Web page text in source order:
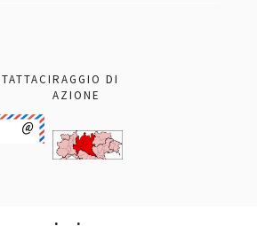
RAGGIO DI
AZIONE